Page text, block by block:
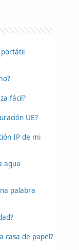
portátil
fácil?
UE?
IP de mi
agua
palabra
casa de papel?